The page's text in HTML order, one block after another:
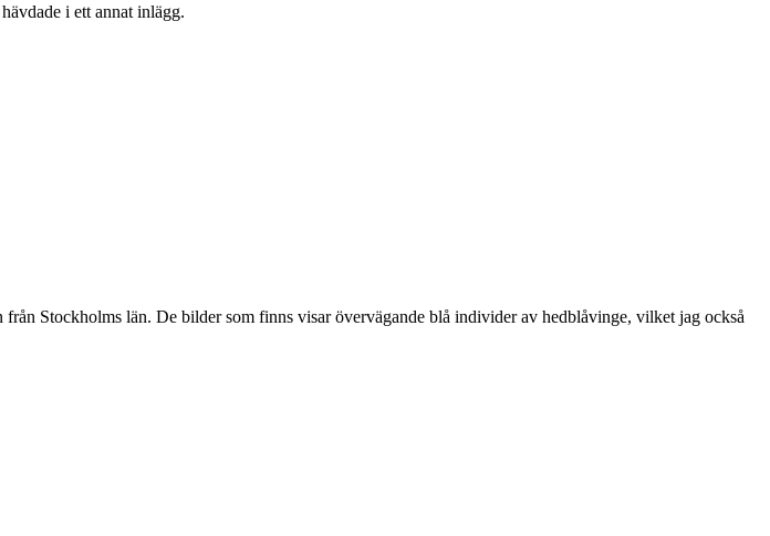
i ett annat inlägg.
Stockholms län. De bilder som finns visar övervägande blå individer av hedblåvinge, vilket jag också